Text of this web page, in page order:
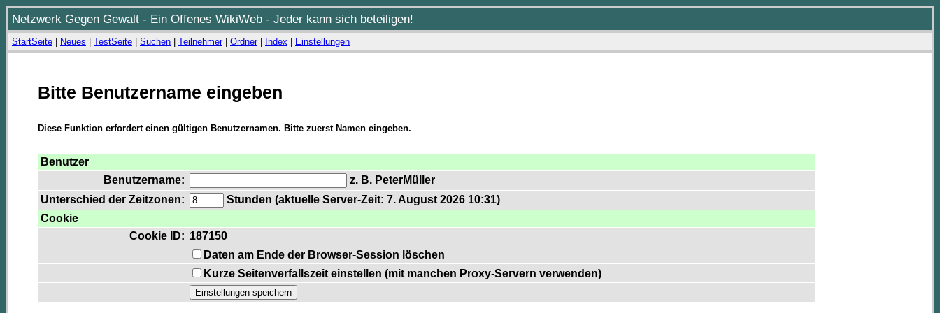
Netzwerk Gegen Gewalt - Ein Offenes WikiWeb - Jeder kann sich beteiligen!
StartSeite Neues TestSeite Suchen Teilnehmer| Ordner| Index Einstellungen
Bitte Benutzername eingeben
Diese Funktion erfordert einen gültigen Benutzernamen. Bitte zuerst Namen eingeben.
Benutzer
Benutzername:
z. B. PeterMüller
Unterschied der Zeitzonen:
Stunden (aktuelle Server-Zeit: 7. August 2026 10:31)
Cookie
Cookie ID: 187150
Daten am Ende der Browser-Session löschen
Kurze Seitenverfallszeit einstellen (mit manchen Proxy-Servern verwenden)